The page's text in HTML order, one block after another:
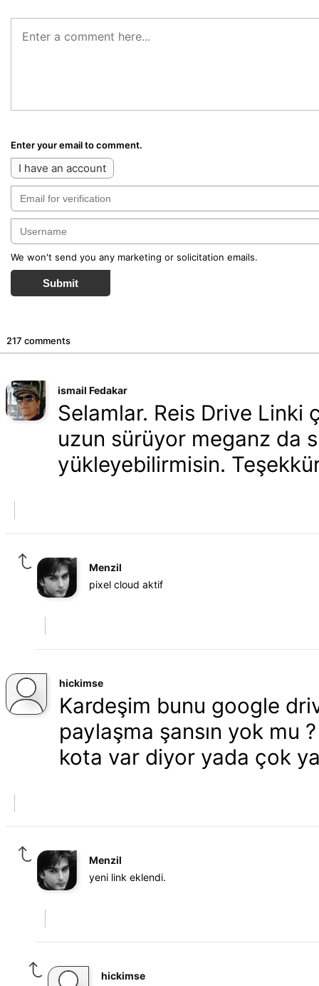
Enter your email to comment.
I have an account
We won't send you any marketing or solicitation emails.
Submit
217 comments
ismail Fedakar
Selamlar. Reis Drive Linki
uzun sürüyor meganz da
yükleyebilirmisin.
Menzil
pixel cloud aktif
hickimse
Kardeşim bunu google
paylaşma şansın yok mu
kota var diyor yada çok
Menzil
yeni link eklendi.
hickimse